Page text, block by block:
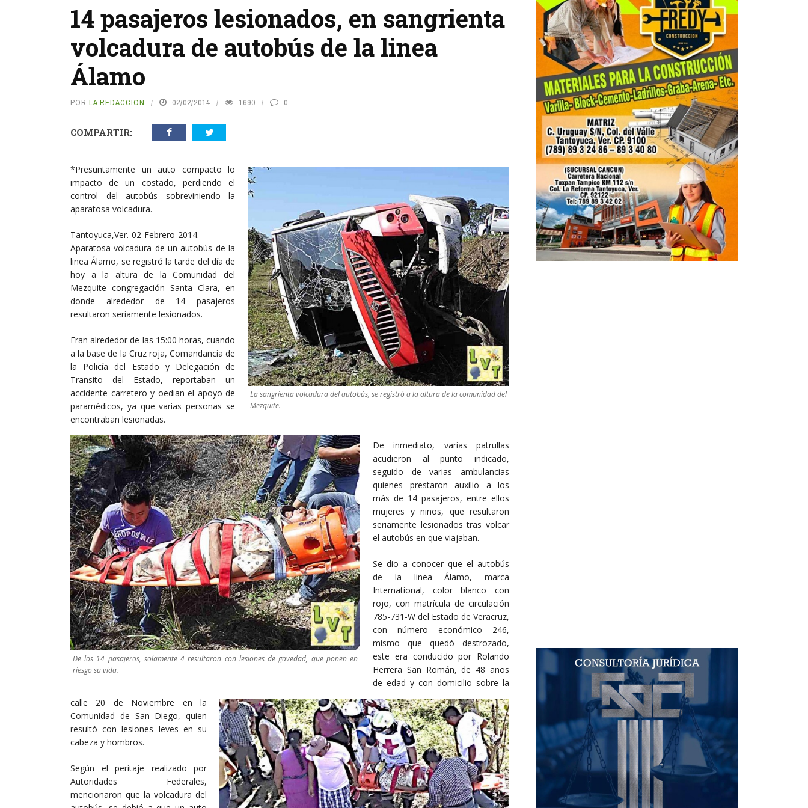
14 pasajeros lesionados, en sangrienta
volcadura de autobús de la linea
Álamo
POR LA REDACCIÓN 02/02/2014 1690 0
COMPARTIR:
La sangrienta volcadura del autobús, se registró a la altura de la comunidad del
Mezquite.
*Presuntamente un auto compacto lo
impacto de un costado, perdiendo el
control del autobús sobreviniendo la
aparatosa volcadura.
Tantoyuca,Ver.-02-Febrero-2014.-
Aparatosa volcadura de un autobús de la
linea Álamo, se registró la tarde del día de
hoy a la altura de la Comunidad del
Mezquite congregación Santa Clara, en
donde alrededor de 14 pasajeros
resultaron seriamente lesionados.
De los 14 pasajeros, solamente 4 resultaron con lesiones de gavedad, que ponen en
riesgo su vida.
Eran alrededor de las 15:00 horas, cuando
a la base de la Cruz roja, Comandancia de
la Policía del Estado y Delegación de
Transito del Estado, reportaban un
accidente carretero y oedian el apoyo de
paramédicos, ya que varias personas se
encontraban lesionadas.
De inmediato, varias patrullas
acudieron al punto indicado,
seguido de varias ambulancias
quienes prestaron auxilio a los
más de 14 pasajeros, entre ellos
mujeres y niños, que resultaron
seriamente lesionados tras volcar
el autobús en que viajaban.
Se dio a conocer que el autobús
de la linea Álamo, marca
International, color blanco con
rojo, con matrícula de circulación
785-731-W del Estado de Veracruz,
con número económico 246,
mismo que quedó destrozado,
este era conducido por Rolando
Herrera San Román, de 48 años
de edad y con domicilio sobre la
calle 20 de Noviembre en la
Comunidad de San Diego, quien
resultó con lesiones leves en su
cabeza y hombros.
Según el peritaje realizado por
Autoridades Federales,
mencionaron que la volcadura del